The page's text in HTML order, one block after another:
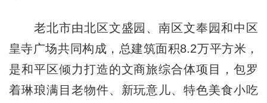
老北市由北区文盛园、南区文奉园和中区
皇寺广场共同构成，总建筑面积8.2万平方米，
是和平区倾力打造的文商旅综合体项目，包罗
着琳琅满目老物件、新玩意儿、特色美食小吃